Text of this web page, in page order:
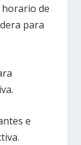
horario de
para
e